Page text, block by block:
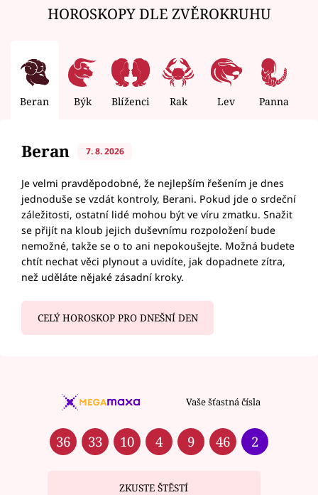
HOROSKOPY DLE ZVĚROKRUHU
Beran Býk Blíženci Rak Lev Panna
Beran 7. 8. 2026
Je velmi pravděpodobné, že nejlepším řešením je dnes
jednoduše se vzdát kontroly, Berani. Pokud jde o srdeční
záležitosti, ostatní lidé mohou být ve víru zmatku. Snažit
se přijít na kloub jejich duševnímu rozpoložení bude
nemožné, takže se o to ani nepokoušejte. Možná budete
chtít nechat věci plynout a uvidíte, jak dopadnete zítra,
než uděláte nějaké zásadní kroky.
CELÝ HOROSKOP PRO DNEŠNÍ DEN
Vaše šťastná čísla
36 33 10 4 9 46 2
ZKUSTE ŠTĚSTÍ